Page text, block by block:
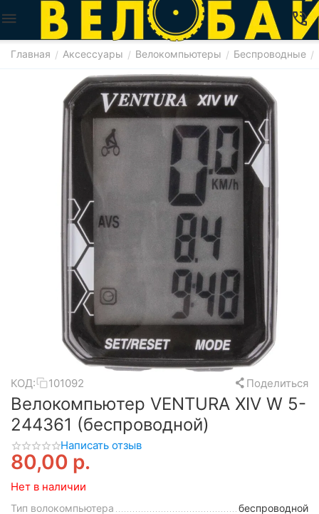
Главная / Аксессуары / Велокомпьютеры / Беспроводные /
КОД: 101092 Поделиться
Велокомпьютер VENTURA XIV W 5-
244361 (беспроводной)
Написать отзыв
80,00 р.
Нет в наличии
Тип волокомпьютера
беспроводной